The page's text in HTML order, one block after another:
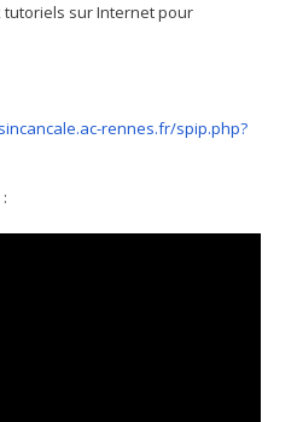
sur Internet pour
rennes.fr/spip.php?